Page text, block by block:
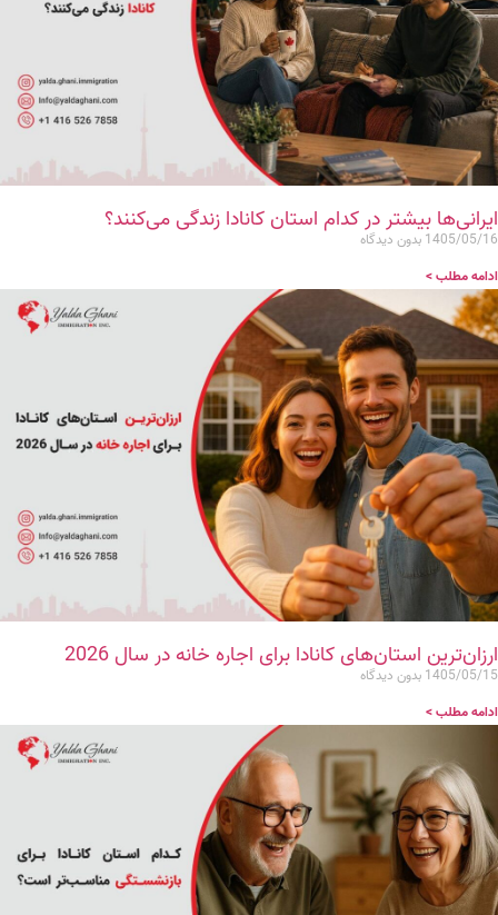
ایرانی‌ها بیشتر در کدام استان کانادا زندگی می‌کنند؟
1405/05/16 بدون دیدگاه
ادامه مطلب >
ارزان‌ترین استان‌های کانادا برای اجاره خانه در سال 2026
1405/05/15 بدون دیدگاه
ادامه مطلب >